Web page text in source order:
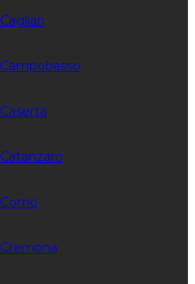
Cagliari
Campobasso
Caserta
Catanzaro
Como
Cremona